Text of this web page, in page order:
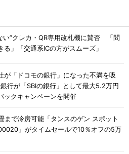
い”クレカ・QR専用改札機に賛否 「問
る」「交通系ICの方がスムーズ」
が「ドコモの銀行」になった不満を吸
行が「SBIの銀行」として最大5.2万円
ックキャンペーンを開催
まで冷房可能「タンスのゲン スポット
」がタイムセールで10％オフの5万